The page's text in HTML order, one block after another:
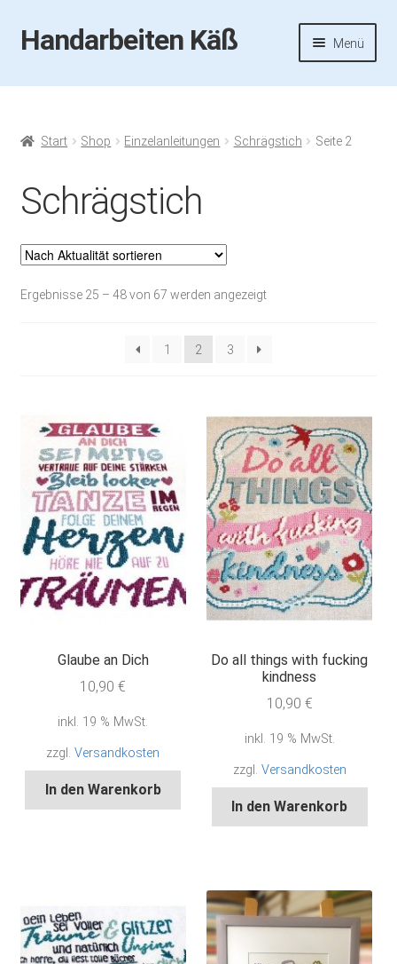
Zur
Navigation
Zum
Inhalt
Handarbeiten Käß Menü
Startseite
Aktuelles
Start Shop Einzelanleitungen Schrägstich Seite 2
Schrägstich
Ergebnisse 25 – 48 von 67 werden angezeigtNach
1
2 3
Glaube an Dich
10,90€
inkl. 19 % MwSt.
zzgl.Versandkosten
In den Warenkorb
Do all things with fucking
kindness
10,90 €
inkl. 19 % MwSt.
zzgl. Versandkosten
In den Warenkorb